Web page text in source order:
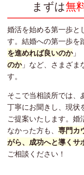
まずは無
婚活を始める第一歩と
す。結婚への第一歩を
を進めれば良いのか」
のか」など、さまざま
す。
そこで当相談所では、
丁寧にお聞きし、現状
ご提案いたします。婚
なかった方も、 専門カ
がら、成功へと導くサ
ご相談ください！